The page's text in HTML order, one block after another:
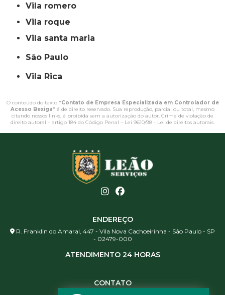
vila romero
vila roque
vila santa maria
São Paulo
Vila Rica
O conteúdo do texto "Contato de Empresa Especializada em Controlador de
Acesso Bexiga" é de direito reservado. Sua reprodução, parcial ou total, mesmo
citando nossos links, é proibida sem a autorização do autor. Crime de violação de
direito autoral – artigo 184 do Código Penal – Lei 9610/98 - Lei de direitos autorais.
ENDEREÇO
R. Franklin do Amaral, 447 - Vila Nova Cachoeirinha - São Paulo - SP
- 02479-000
ATENDIMENTO 24 HORAS
CONTATO